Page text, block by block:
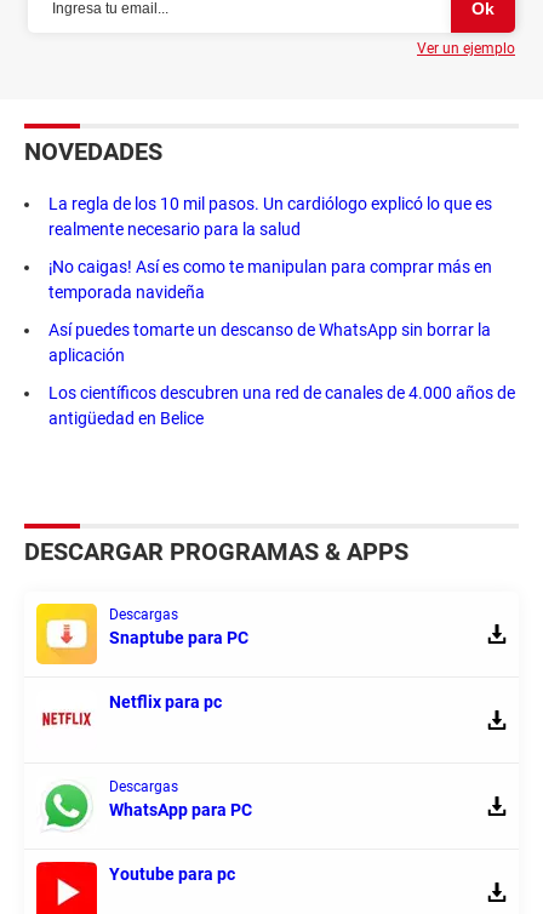
Ver un ejemplo
NOVEDADES
La regla de los 10 mil pasos. Un cardiólogo explicó lo que es
realmente necesario para la salud
¡No caigas! Así es como te manipulan para comprar más en
temporada navideña
Así puedes tomarte un descanso de WhatsApp sin borrar la
aplicación
Los científicos descubren una red de canales de 4.000 años de
antigüedad en Belice
DESCARGAR PROGRAMAS & APPS
Descargas
Snaptube para PC
Netflix para pc
Descargas
WhatsApp para PC
Youtube para pc